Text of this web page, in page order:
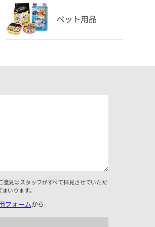
意見はスタッフがすべて拝見させていただ
いります。
フォームから